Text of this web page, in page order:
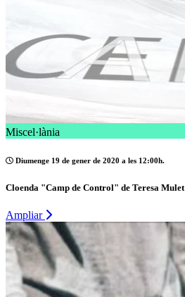
Miscel·lània
Diumenge 19 de gener de 2020 a les 12:00h.
Cloenda "Camp de Control" de Teresa Mulet
Ampliar